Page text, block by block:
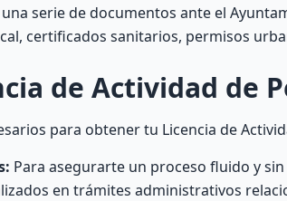
serie de documentos ante el
certificados sanitarios, permisos
de Actividad de
para obtener tu Licencia de
Para asegurarte un proceso fluido y
en trámites administrativos